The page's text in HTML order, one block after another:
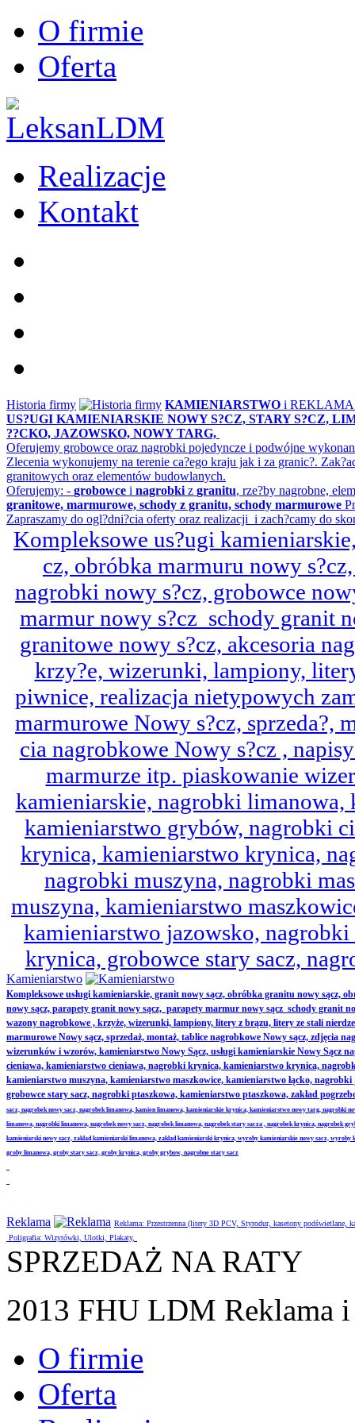
O firmie
Oferta
Realizacje
Kontakt
Historia firmy KAMIENIARSTWO i
US?UGI KAMIENIARSKIE NOWY S?CZ, STARY S?CZ,
??CKO, JAZOWSKO, NOWY TARG,
Oferujemy grobowce oraz nagrobki pojedyncze i podwójne
Zlecenia wykonujemy na terenie ca?ego kraju jak i za granic?.
granitowych oraz elementów budowlanych.
Oferujemy: - grobowce i nagrobki z granitu, rze?by nagrobne,
granitowe, marmurowe, schody z granitu, schody marmurowe
Zapraszamy do ogl?dni?cia oferty oraz realizacji i zach?camy do
Kompleksowe us?ugi
cz, obróbka marmuru nowy
nagrobki nowy s?cz, grobowce
marmur nowy s?cz schody granit
granitowe nowy s?cz, akcesoria
krzy?e, wizerunki, lampiony,
piwnice, realizacja nietypowych
marmurowe Nowy s?cz, sprzeda?,
cia nagrobkowe Nowy s?cz ,
marmurze itp. piaskowanie
kamieniarskie, nagrobki
kamieniarstwo grybów, nagrobki
krynica, kamieniarstwo krynica,
nagrobki muszyna, nagrobki
muszyna, kamieniarstwo
kamieniarstwo jazowsko,
krynica, grobowce stary sacz,
Kamieniarstwo
Kompleksowe usługi kamieniarskie, granit nowy sącz, obróbka granitu nowy sącz,
nowy sącz, parapety granit nowy sącz, parapety marmur nowy sącz schody granit
wazony nagrobkowe , krzyże, wizerunki, lampiony, litery z brązu, litery ze stali
marmurowe Nowy sącz, sprzedaż, montaż, tablice nagrobkowe Nowy sącz, zdjęcia
wizerunków i wzorów, kamieniarstwo Nowy Sącz, usługi kamieniarskie Nowy
cieniawa, kamieniarstwo cieniawa, nagrobki krynica, kamieniarstwo krynica,
kamieniarstwo muszyna, kamieniarstwo maszkowice, kamieniarstwo łącko,
grobowce stary sacz, nagrobki ptaszkowa, kamieniarstwo ptaszkowa, zakład
sacz, nagrobek nowy sacz, nagrobek limanowa, kamien limanowa, kamieniarskie krynica, kamieniarstwo nowy targ,
limanowa, nagrobki limanowa, nagrobek nowy sacz, nagrobek limanowa, nagrobek stary sacza , nagrobek krynica, nagrobek
kamieniarski nowy sacz, zaklad kamieniarski limanowa, zaklad kamieniarski krynica, wyroby kamieniarskie nowy sacz,
groby limanowa, groby stary sacz, groby krynica, groby grybow, nagrobne stary sacz
Reklama
Reklama: Przestrzenna (litery 3D PCV, Styrodur, kasetony
Poligrafia: Wizytówki, Ulotki, Plakaty,
SPRZEDAŻ NA RATY
2013 FHU LDM Reklama
O firmie
Oferta